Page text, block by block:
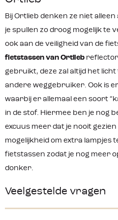
Bij Ortlieb denken ze niet
je spullen zo droog mogelijk te
ook aan de veiligheid van de
fietstassen van Ortlieb
gebruikt, deze zal altijd het
andere weggebruiker. Ook is
waarbij er allemaal een soort
in de stof. Hiermee ben je nog
excuus meer dat je nooit
mogelijkheid om extra lampjes
fietstassen zodat je nog meer
donker.
Veelgestelde vragen